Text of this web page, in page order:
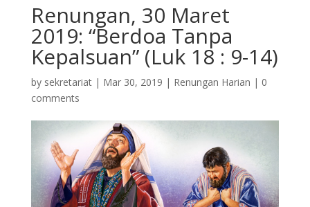
Renungan, 30 Maret
2019: “Berdoa Tanpa
Kepalsuan” (Luk 18 : 9-14)
by sekretariat| Mar 30, 2019 | Renungan Harian | 0
comments